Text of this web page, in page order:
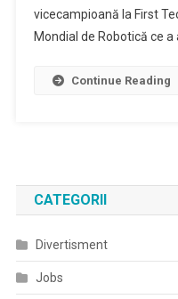
vicecampioană la First
Mondial de Robotică ce a
Continue Reading
CATEGORII
Divertisment
Jobs